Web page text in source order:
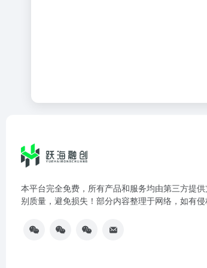
本平台完全免费，所有产品和服务均由第三方提
别质量，避免损失！部分内容整理于网络，如有侵